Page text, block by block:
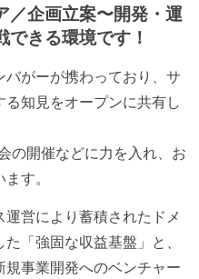
／企画立案〜開発・運
きる環境です！
がーが携わっており、サ
知見をオープンに共有し
の開催などに力を入れ、お
す。
営により蓄積されたドメ
「強固な収益基盤」と、
事業開発へのベンチャー